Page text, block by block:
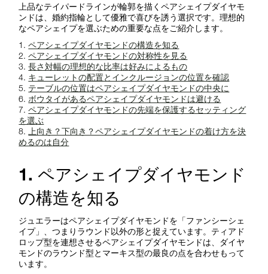
上品なテイパードラインが輪郭を描くペアシェイプダイヤモ
ンドは、婚約指輪として優雅で喜びを誘う選択です。理想的
なペアシェイプを選ぶための重要な点をご紹介します。
ペアシェイプダイヤモンドの構造を知る
ペアシェイプダイヤモンドの対称性を見る
長さ対幅の理想的な比率は好みによるもの
キューレットの配置とインクルージョンの位置を確認
テーブルの位置はペアシェイプダイヤモンドの中央に
ボウタイがあるペアシェイプダイヤモンドは避ける
ペアシェイプダイヤモンドの先端を保護するセッティング
を選ぶ
上向き？下向き？ペアシェイプダイヤモンドの着け方を決
めるのは自分
1. ペアシェイプダイヤモンド
の構造を知る
ジュエラーはペアシェイプダイヤモンドを「ファンシーシェ
イプ」、つまりラウンド以外の形と捉えています。ティアド
ロップ型を連想させるペアシェイプダイヤモンドは、ダイヤ
モンドのラウンド型とマーキス型の最良の点を合わせもって
います。